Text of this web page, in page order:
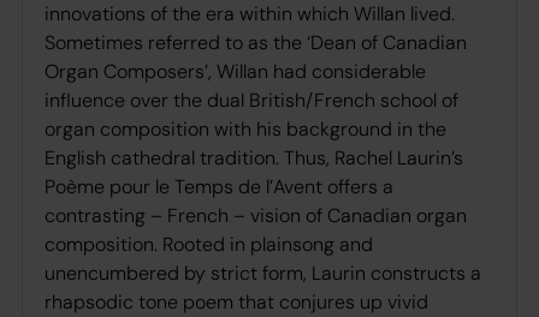
innovations of the era within which Willan lived.
Sometimes referred to as the ‘Dean of Canadian
Organ Composers’, Willan had considerable
influence over the dual British/French school of
organ composition with his background in the
English cathedral tradition. Thus, Rachel Laurin’s
Poème pour le Temps de l’Avent offers a
contrasting – French – vision of Canadian organ
composition. Rooted in plainsong and
unencumbered by strict form, Laurin constructs a
rhapsodic tone poem that conjures up vivid